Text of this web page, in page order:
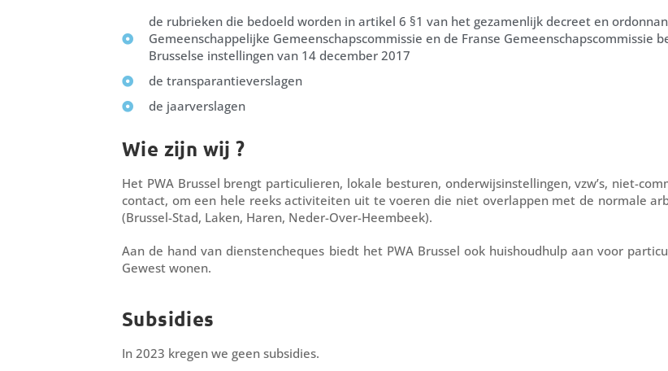
de rubrieken die bedoeld worden in artikel 6 §1 van het gezamenlijk decreet en
Gemeenschappelijke Gemeenschapscommissie en de Franse
Brusselse instellingen van 14 december 2017
de transparantieverslagen
de jaarverslagen
Wie zijn wij ?
Het PWA Brussel brengt particulieren, lokale besturen, onderwijsinstellingen, vzw’s, niet-
contact, om een hele reeks activiteiten uit te voeren die niet overlappen met de normale
(Brussel-Stad, Laken, Haren, Neder-Over-Heembeek).
Aan de hand van dienstencheques biedt het PWA Brussel ook huishoudhulp aan voor
Gewest wonen.
Subsidies
In 2023 kregen we geen subsidies.